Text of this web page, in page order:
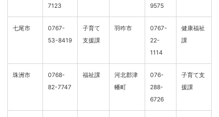
7123
9575
七尾市
0767-
53-8419
子育て
支援課
羽咋市
0767-
22-
1114
健康福祉
課
珠洲市
0768-
82-7747
福祉課
河北郡津
幡町
076-
288-
6726
子育て支
援課